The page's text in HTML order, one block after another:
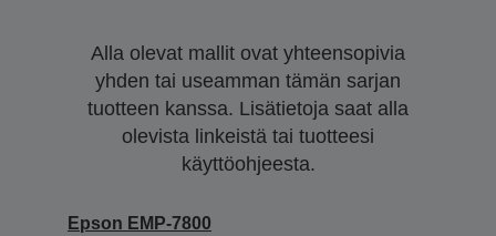
Alla olevat mallit ovat yhteensopivia
yhden tai useamman tämän sarjan
tuotteen kanssa. Lisätietoja saat alla
olevista linkeistä tai tuotteesi
käyttöohjeesta.
Epson EMP-7800